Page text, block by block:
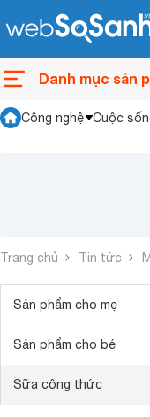
Danh mục sản
Công nghệ Cuộc
Trang chủ Tin tức
Sản phẩm cho mẹ
Sản phẩm cho bé
Sữa công thức